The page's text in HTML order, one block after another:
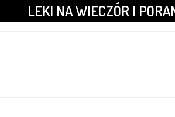
LEKI NA WIECZÓR I